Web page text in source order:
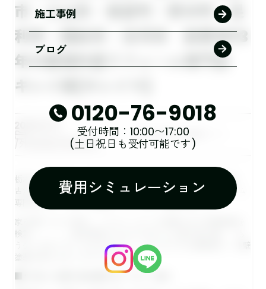
施工事例
ブログ
0120-76-9018
受付時間：10:00〜17:00
(土日祝日も受付可能です)
費用シミュレーション
市｜小山市｜板倉町｜野木町｜足
利市｜館林市｜古河市 創業1973
年の屋根外壁リフォーム専門店
キレイ家(キレイヤ)
2026.01.13
イベント・キャンペーン 劣化症状 外壁カバー
屋根塗装
栃木市、佐野市、小山市、板倉町、野木町、足利市、館林市、
古河市の皆様、こんにちは。創業1973年の屋根外壁リフォーム
専門店のキレイ家 佐野店、キレイ家 藤岡本店です。
家を建ててから10年。ハウスメーカーの点検もあり外壁塗装を
検討・・・・。毎日帰宅するたびに目に入る我が家の姿。「も
う少しきれいだったはずなのに…」そんな小さな違和感が、外壁
塗装を考えるきっかけになりました。
■ “きれいな家に住み続けたい”という思い